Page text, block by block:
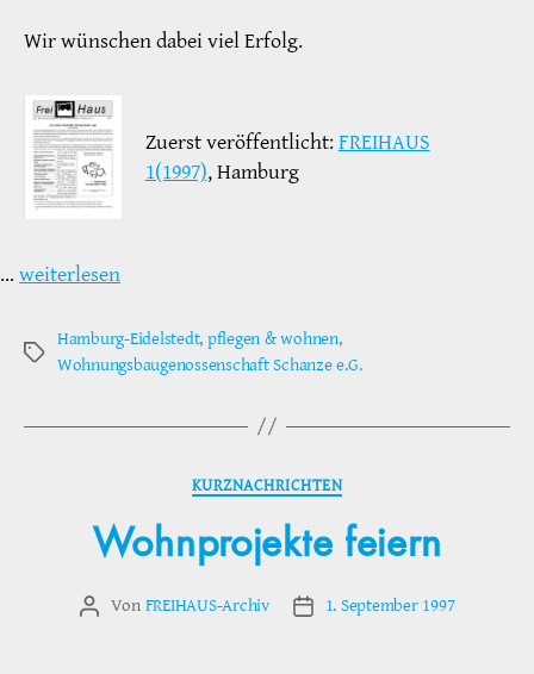
Wir wünschen dabei viel Erfolg.
Zuerst veröffentlicht:FREIHAUS
1(1997), Hamburg
… weiterlesen
Schlagwörter
Hamburg-Eidelstedt, pflegen & wohnen,
Wohnungsbaugenossenschaft Schanze e.G.
Kategorien
KURZNACHRICHTEN
Wohnprojekte feiern
Beitragsautor
Von FREIHAUS-Archiv Veröffentlichungsdatum
1. September 1997